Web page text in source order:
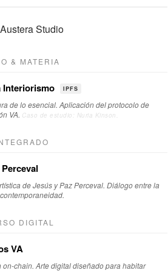
& MATERIA
Interiorismo IPFS
de lo esencial. Aplicación del protocolo de
VA. Caso de estudio: Nuria Kinson.
de Jesús y Paz Perceval. Diálogo entre la
DIGITAL
VA
on-chain. Arte digital diseñado para habitar